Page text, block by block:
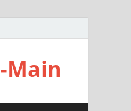
Main